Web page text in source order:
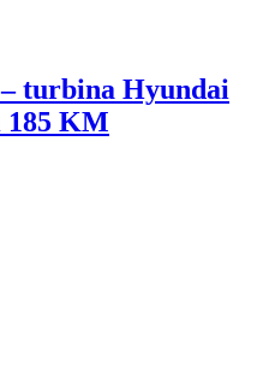
turbina Hyundai
185 KM